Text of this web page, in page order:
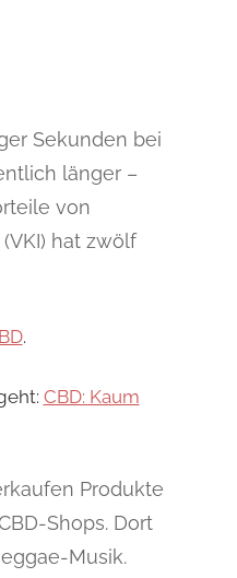
Sekunden bei
länger –
von
hat zwölf
.
CBD: Kaum
Produkte
Shops. Dort
Musik.